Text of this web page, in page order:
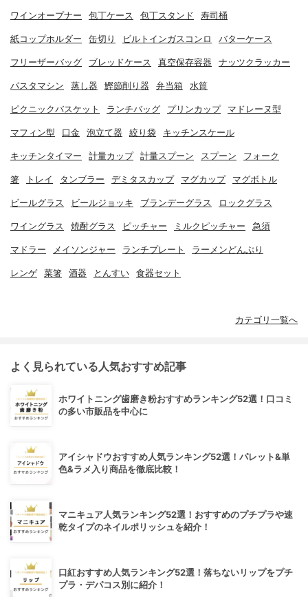
ワインオープナー 包丁ケース 包丁スタンド 寿司桶
紙コップホルダー 缶切り ビルトインガスコンロ バターケース
フリーザーバッグ ブレッドケース 真空保存容器 ナッツクラッカー
パスタマシン 蒸し器 鰹節削り器 弁当箱 水筒
ピクニックバスケット ランチバッグ プリンカップ マドレーヌ型
マフィン型 口金 泡立て器 絞り袋 キッチンスケール
キッチンタイマー 計量カップ 計量スプーン スプーン フォーク
箸 トレイ タンブラー デミタスカップ マグカップ マグボトル
ビールグラス ビールジョッキ ブランデーグラス ロックグラス
ワイングラス 焼酎グラス ピッチャー ミルクピッチャー 急須
マドラー メイソンジャー ランチプレート ラーメンどんぶり
レンゲ 菜箸 酒器 とんすい 食器セット
カテゴリ一覧へ
よく見られている人気おすすめ記事
ホワイトニング歯磨き粉おすすめランキング52選！口コミ
の多い市販品を中心に
アイシャドウおすすめ人気ランキング52選！パレット&単
色&ラメ入り商品を徹底比較！
マニキュア人気ランキング52選！おすすめのプチプラや速
乾タイプのネイルポリッシュを紹介！
口紅おすすめ人気ランキング52選！落ちないリップをプチ
プラ・デパコス別に紹介！